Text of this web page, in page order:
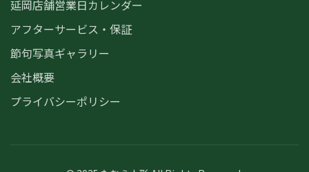
延岡店舗営業日カレンダー
アフターサービス・保証
節句写真ギャラリー
会社概要
プライバシーポリシー